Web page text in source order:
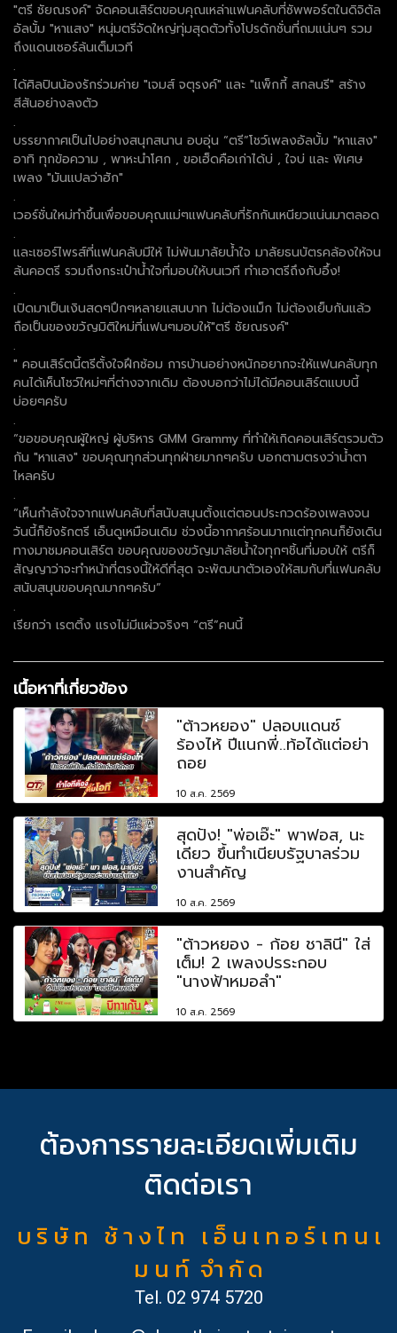
"ตรี ชัยณรงค์" จัดคอนเสิร์ตขอบคุณเหล่าแฟนคลับที่ซัพพอร์ตในดิจิตัล
อัลบั้ม "หาแสง" หนุ่มตรีจัดใหญ่ทุ่มสุดตัวทั้งโปรดักชั่นที่ถมแน่นๆ รวม
ถึงแดนเซอร์ล้นเต็มเวที
.
ได้ศิลปินน้องรักร่วมค่าย "เจมส์ จตุรงค์" และ "แพ็กกี้ สกลนรี" สร้าง
สีสันอย่างลงตัว
.
บรรยากาศเป็นไปอย่างสนุกสนาน อบอุ่น “ตรี”โชว์เพลงอัลบั้ม "หาแสง"
อาทิ ทุกข้อความ , พาหะนำโศก , ขอเฮ็ดคือเก่าได้บ่ , ใจบ่ และ พิเศษ
เพลง "มันแปลว่าฮัก"
.
เวอร์ชั่นใหม่ทำขึ้นเพื่อขอบคุณแม่ๆแฟนคลับที่รักกันเหนียวแน่นมาตลอด
.
และเซอร์ไพรส์ที่แฟนคลับมีให้ ไม่พ้นมาลัยน้ำใจ มาลัยธนบัตรคล้องให้จน
ล้นคอตรี รวมถึงกระเป๋าน้ำใจที่มอบให้บนเวที ทำเอาตรีถึงกับอึ้ง!
.
เปิดมาเป็นเงินสดๆปึกๆหลายแสนบาท ไม่ต้องแม็ก ไม่ต้องเย็บกันแล้ว
ถือเป็นของขวัญมิติใหม่ที่แฟนๆมอบให้"ตรี ชัยณรงค์"
.
" คอนเสิร์ตนี้ตรีตั้งใจฝึกซ้อม การบ้านอย่างหนักอยากจะให้แฟนคลับทุก
คนได้เห็นโชว์ใหม่ๆที่ต่างจากเดิม ต้องบอกว่าไม่ได้มีคอนเสิร์ตแบบนี้
บ่อยๆครับ
.
“ขอขอบคุณผู้ใหญ่ ผู้บริหาร GMM Grammy ที่ทำให้เกิดคอนเสิร์ตรวมตัว
กัน "หาแสง" ขอบคุณทุกส่วนทุกฝ่ายมากๆครับ บอกตามตรงว่าน้ำตา
ไหลครับ
.
“เห็นกำลังใจจากแฟนคลับที่สนับสนุนตั้งแต่ตอนประกวดร้องเพลงจน
วันนี้ก็ยังรักตรี เอ็นดูเหมือนเดิม ช่วงนี้อากาศร้อนมากแต่ทุกคนก็ยังเดิน
ทางมาชมคอนเสิร์ต ขอบคุณของขวัญมาลัยน้ำใจทุกๆชิ้นที่มอบให้ ตรีก็
สัญญาว่าจะทำหน้าที่ตรงนี้ให้ดีที่สุด จะพัฒนาตัวเองให้สมกับที่แฟนคลับ
สนับสนุนขอบคุณมากๆครับ”
.
เรียกว่า เรตติ้ง แรงไม่มีแผ่วจริงๆ “ตรี”คนนี้
เนื้อหาที่เกี่ยวข้อง
"ต้าวหยอง" ปลอบแดนซ์
ร้องไห้ ปีแนกพี่..ท้อได้แต่อย่า
ถอย
10 ส.ค. 2569
สุดปัง! "พ่อเอ๊ะ" พาฟอส, นะ
เดียว ขึ้นทำเนียบรัฐบาลร่วม
งานสำคัญ
10 ส.ค. 2569
"ต้าวหยอง - ก้อย ชาลินี" ใส่
เต็ม! 2 เพลงปรระกอบ
"นางฟ้าหมอลำ"
10 ส.ค. 2569
ต้องการรายละเอียดเพิ่มเติม
ติดต่อเรา
บ ริ ษั ท ช้ า ง ไ ท เ อ็ น เ ท อ ร์ เ ท น เ
ม น ท์ จำ กั ด
Tel. 02 974 5720